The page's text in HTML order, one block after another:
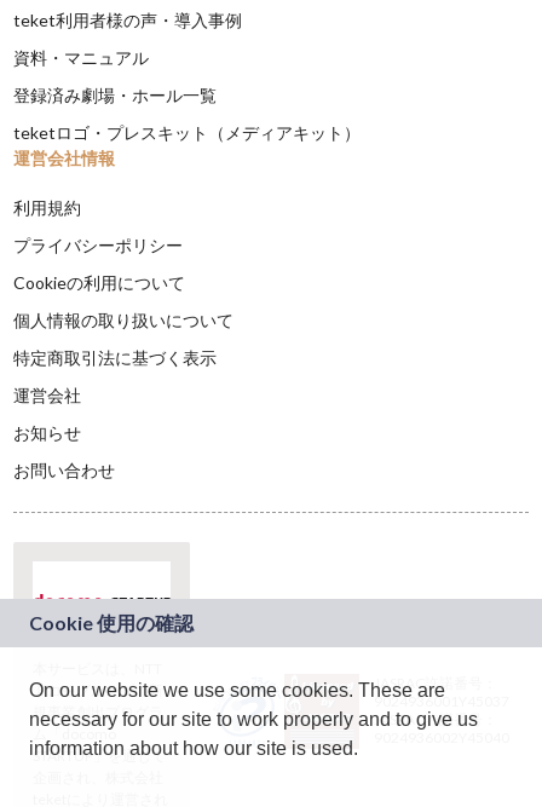
teket利用者様の声・導入事例
資料・マニュアル
登録済み劇場・ホール一覧
teketロゴ・プレスキット（メディアキット）
運営会社情報
利用規約
プライバシーポリシー
Cookieの利用について
個人情報の取り扱いについて
特定商取引法に基づく表示
運営会社
お知らせ
お問い合わせ
ドコモグループの新
規事業創出プログラ
ム「docomo
STARTUP」を通じて
JASRAC許諾番号：
9024936001Y45037
JASRAC許諾番号：
On our website we use some cookies. These are
necessary for our site to work properly and to give us
information about how our site is used.